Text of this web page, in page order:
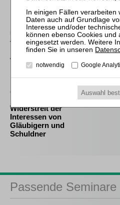
Die absolute und die
relative Vorrangregel im
Recht der
Unternehmensreorganisa
tion
Westermann
(vorläufigen)
Insolvenzverwalters im
Widerstreit der
Interessen von
Gläubigern und
Schuldner
Passende Seminare
notwendig Google
Auswahl